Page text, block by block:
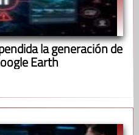
la generación de
Earth